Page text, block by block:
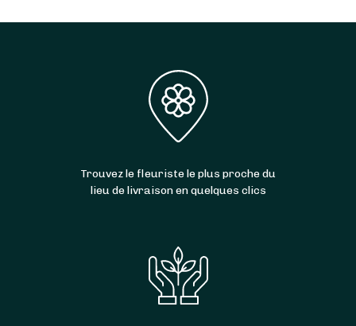
Trouvez le fleuriste le plus proche du
lieu de livraison en quelques clics